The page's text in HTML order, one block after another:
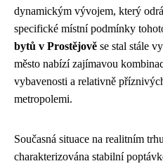
dynamickým vývojem, který
specifické místní podmínky
bytů v Prostějově se stal stále
město nabízí zajímavou
vybavenosti a relativně
metropolemi.
Současná situace na realitním
charakterizována stabilní